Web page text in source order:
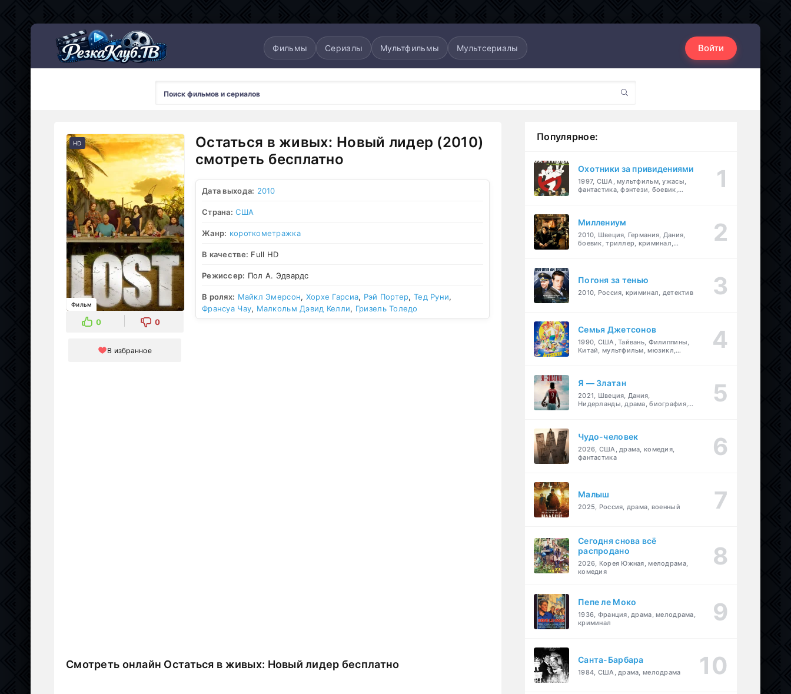
Фильмы Сериалы Мультфильмы Мультсериалы Войти
HD
Фильм
0 0
В избранное
Остаться в живых: Новый лидер (2010)
смотреть бесплатно
Дата выхода: 2010
Страна: США
Жанр: короткометражка
В качестве: Full HD
Режиссер: Пол А. Эдвардс
В ролях: Майкл Эмерсон, Хорхе Гарсиа, Рэй Портер,Тед Руни,
Франсуа Чау, Малкольм Дэвид Келли, Гризель Толедо
Смотреть онлайн Остаться в живых: Новый лидер бесплатно
Популярное:
Охотники за привидениями
1997, США, мультфильм, ужасы,
фантастика, фэнтези, боевик,
Миллениум
2010, Швеция, Германия, Дания,
боевик, триллер, криминал,
Погоня за тенью
2010, Россия, криминал, детектив
Семья Джетсонов
1990, США, Тайвань, Филиппины,
Китай, мультфильм, мюзикл,
Я — Златан
2021, Швеция, Дания,
Нидерланды, драма, биография,
Чудо-человек
2026, США, драма, комедия,
фантастика
Малыш
2025, Россия, драма, военный
Сегодня снова всё
распродано
2026, Корея Южная, мелодрама,
комедия
Пепе ле Моко
1936, Франция, драма, мелодрама,
криминал
Санта-Барбара
1984, США, драма, мелодрама
Мультсериалы